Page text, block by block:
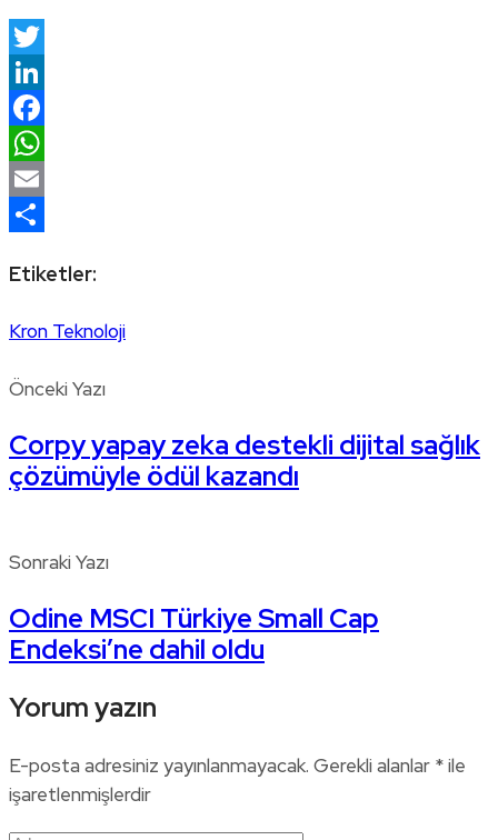
Twitter
LinkedIn
Facebook
WhatsApp
Email
Etiketler:
Kron Teknoloji
Önceki Yazı
Corpy yapay zeka destekli dijital sağlık
çözümüyle ödül kazandı
Sonraki Yazı
Odine MSCI Türkiye Small Cap
Endeksi’ne dahil oldu
Yorum yazın
E-posta adresiniz yayınlanmayacak. Gerekli alanlar *ile
işaretlenmişlerdir